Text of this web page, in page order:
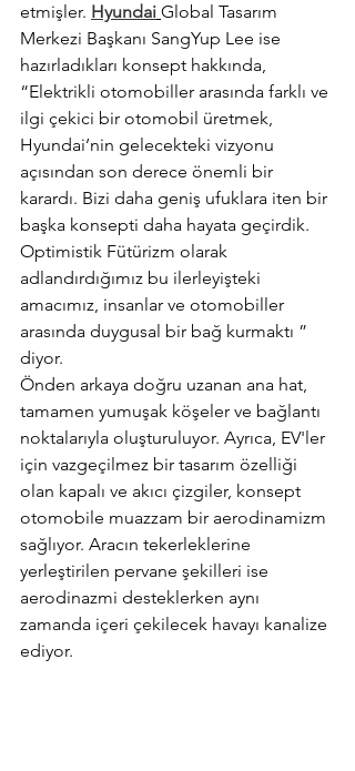
etmişler. Hyundai Global Tasarım
Merkezi Başkanı SangYup Lee ise
hazırladıkları konsept hakkında,
“Elektrikli otomobiller arasında farklı ve
ilgi çekici bir otomobil üretmek,
Hyundai’nin gelecekteki vizyonu
açısından son derece önemli bir
karardı. Bizi daha geniş ufuklara iten bir
başka konsepti daha hayata geçirdik.
Optimistik Fütürizm olarak
adlandırdığımız bu ilerleyişteki
amacımız, insanlar ve otomobiller
arasında duygusal bir bağ kurmaktı ”
diyor.
Önden arkaya doğru uzanan ana hat,
tamamen yumuşak köşeler ve bağlantı
noktalarıyla oluşturuluyor. Ayrıca, EV'ler
için vazgeçilmez bir tasarım özelliği
olan kapalı ve akıcı çizgiler, konsept
otomobile muazzam bir aerodinamizm
sağlıyor. Aracın tekerleklerine
yerleştirilen pervane şekilleri ise
aerodinazmi desteklerken aynı
zamanda içeri çekilecek havayı kanalize
ediyor.